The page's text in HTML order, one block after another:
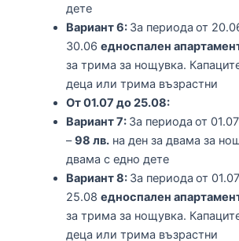
дете
Вариант 6: За периода от
30.06 едноспален
за трима за нощувка.
деца или трима възрастни
От 01.07 до 25.08:
Вариант 7: За периода от
–98 лв.на ден за двама за
двама с едно дете
Вариант 8: За периода от
25.08 едноспален
за трима за нощувка.
деца или трима възрастни